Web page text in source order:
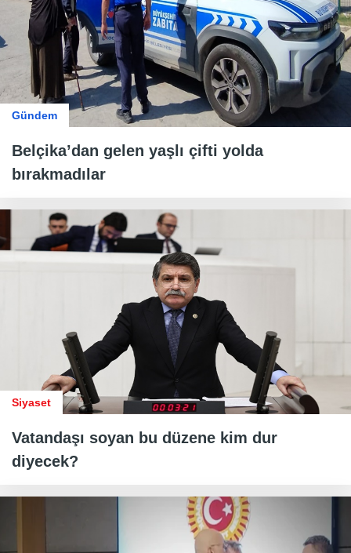
Gündem
Belçika’dan gelen yaşlı çifti yolda
bırakmadılar
Siyaset
Vatandaşı soyan bu düzene kim dur
diyecek?